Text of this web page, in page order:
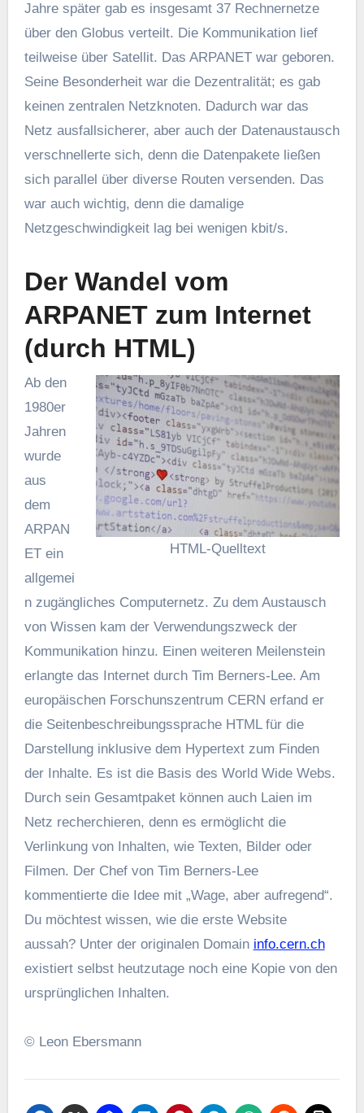
Jahre später gab es insgesamt 37 Rechnernetze
über den Globus verteilt. Die Kommunikation lief
teilweise über Satellit. Das ARPANET war geboren.
Seine Besonderheit war die Dezentralität; es gab
keinen zentralen Netzknoten. Dadurch war das
Netz ausfallsicherer, aber auch der Datenaustausch
verschnellerte sich, denn die Datenpakete ließen
sich parallel über diverse Routen versenden. Das
war auch wichtig, denn die damalige
Netzgeschwindigkeit lag bei wenigen kbit/s.
Der Wandel vom
ARPANET zum Internet
(durch HTML)
HTML-Quelltext
Ab den
1980er
Jahren
wurde
aus
dem
ARPAN
ET ein
allgemei
n zugängliches Computernetz. Zu dem Austausch
von Wissen kam der Verwendungszweck der
Kommunikation hinzu. Einen weiteren Meilenstein
erlangte das Internet durch Tim Berners-Lee. Am
europäischen Forschunszentrum CERN erfand er
die Seitenbeschreibungssprache HTML für die
Darstellung inklusive dem Hypertext zum Finden
der Inhalte. Es ist die Basis des World Wide Webs.
Durch sein Gesamtpaket können auch Laien im
Netz recherchieren, denn es ermöglicht die
Verlinkung von Inhalten, wie Texten, Bilder oder
Filmen. Der Chef von Tim Berners-Lee
kommentierte die Idee mit „Wage, aber aufregend“.
Du möchtest wissen, wie die erste Website
aussah? Unter der originalen Domain info.cern.ch
existiert selbst heutzutage noch eine Kopie von den
ursprünglichen Inhalten.
© Leon Ebersmann